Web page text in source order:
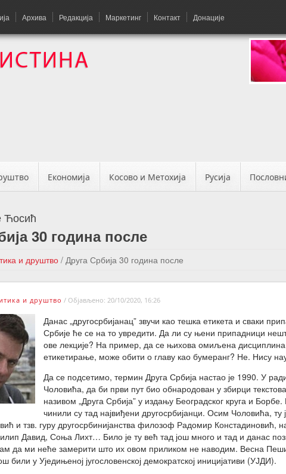
Архива Редакција Маркетинг Контакт Донације
Економија Косово и Метохија Русија
Ћосић
30 година после
и друштво / Друга Србија 30 година после
и друштво / Објављено: 20/10/2020, 16:26
Данас „другосрбијанац” звучи као тешка етикета и сваки
Србије ће се на то увредити. Да ли су њени припадници
ове лекције? На пример, да се њихова омиљена
етикетирање, може обити о главу као бумеранг? Не. Нису
Да се подсетимо, термин Друга Србија настао је 1990. У
Чоловића, да би први пут био обнародован у збирци
називом „Друга Србија” у издању Београдског круга и Борбе.
чинили су тад највиђени другосрбијанци. Осим Чоловића, ту
и тзв. гуру другосрбинијанства филозоф Радомир Констадиновић,
Давид, Соња Лихт… Било је ту већ тад још много и тад и данас
да ми неће замерити што их овом приликом не наводим. Весна
били у Уједињеној југословенској демократској иницијативи (УЈДИ).